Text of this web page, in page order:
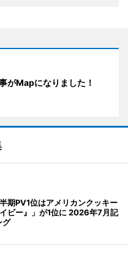
がMapになりました！
期PV1位はアメリカンクッキー
ビー』」が1位に 2026年7月記
グ